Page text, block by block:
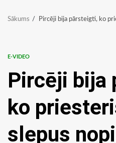
Sākums Pircēji bija pārsteigti, ko
E-VIDEO
Pircēji bija
ko
slepus